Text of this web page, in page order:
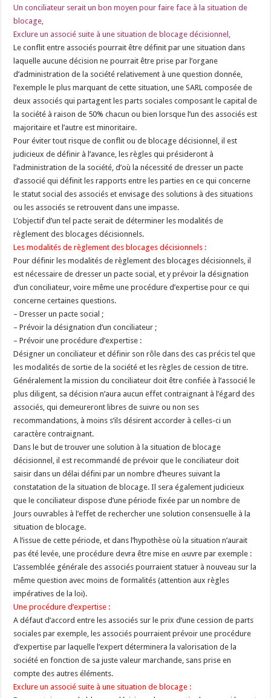
Un conciliateur serait un bon moyen pour faire face à la situation de
blocage,
Exclure un associé suite à une situation de blocage décisionnel,
Le conflit entre associés pourrait être définit par une situation dans
laquelle aucune décision ne pourrait être prise par l’organe
d’administration de la société relativement à une question donnée,
l’exemple le plus marquant de cette situation, une SARL composée de
deux associés qui partagent les parts sociales composant le capital de
la société à raison de 50% chacun ou bien lorsque l’un des associés est
majoritaire et l’autre est minoritaire.
Pour éviter tout risque de conflit ou de blocage décisionnel, il est
judicieux de définir à l’avance, les règles qui présideront à
l’administration de la société, d’où la nécessité de dresser un pacte
d’associé qui définit les rapports entre les parties en ce qui concerne
le statut social des associés et envisage des solutions à des situations
ou les associés se retrouvent dans une impasse.
L’objectif d’un tel pacte serait de déterminer les modalités de
règlement des blocages décisionnels.
Les modalités de règlement des blocages décisionnels :
Pour définir les modalités de règlement des blocages décisionnels, il
est nécessaire de dresser un pacte social, et y prévoir la désignation
d’un conciliateur, voire même une procédure d’expertise pour ce qui
concerne certaines questions.
– Dresser un pacte social ;
– Prévoir la désignation d’un conciliateur ;
– Prévoir une procédure d’expertise :
Désigner un conciliateur et définir son rôle dans des cas précis tel que
les modalités de sortie de la société et les règles de cession de titre.
Généralement la mission du conciliateur doit être confiée à l’associé le
plus diligent, sa décision n’aura aucun effet contraignant à l’égard des
associés, qui demeureront libres de suivre ou non ses
recommandations, à moins s’ils désirent accorder à celles-ci un
caractère contraignant.
Dans le but de trouver une solution à la situation de blocage
décisionnel, il est recommandé de prévoir que le conciliateur doit
saisir dans un délai défini par un nombre d’heures suivant la
constatation de la situation de blocage. Il sera également judicieux
que le conciliateur dispose d’une période fixée par un nombre de
Jours ouvrables à l’effet de rechercher une solution consensuelle à la
situation de blocage.
A l’issue de cette période, et dans l’hypothèse où la situation n’aurait
pas été levée, une procédure devra être mise en œuvre par exemple :
L’assemblée générale des associés pourraient statuer à nouveau sur la
même question avec moins de formalités (attention aux règles
impératives de la loi).
Une procédure d’expertise :
A défaut d’accord entre les associés sur le prix d’une cession de parts
sociales par exemple, les associés pourraient prévoir une procédure
d’expertise par laquelle l’expert déterminera la valorisation de la
société en fonction de sa juste valeur marchande, sans prise en
compte des autres éléments.
Exclure un associé suite à une situation de blocage :